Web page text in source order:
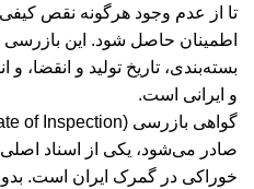
تا از عدم وجود هرگونه نقص
اطمینان حاصل شود. این
بسته‌بندی، تاریخ تولید و انقضا، و
و ایرانی است.
صادر می‌شود، یکی از اسناد
خوراکی در گمرک ایران است.